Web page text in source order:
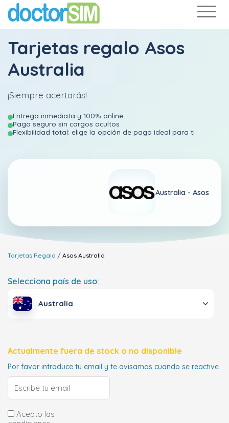
Tarjetas regalo Asos
Australia
¡Siempre acertarás!
Entrega inmediata y 100% online
Pago seguro sin cargos ocultos
Flexibilidad total: elige la opción de pago ideal para ti
Australia - Asos
Tarjetas Regalo Asos Australia
Selecciona país de uso:
Australia
Actualmente fuera de stock o no disponible
Por favor introduce tu email y te avisamos cuando se reactive.
Acepto las